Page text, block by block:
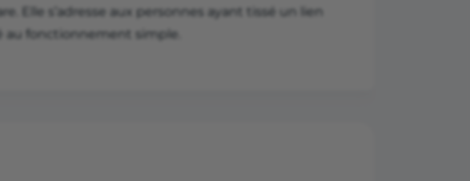
Elle s’adresse aux personnes ayant tissé un lien
fonctionnement simple.